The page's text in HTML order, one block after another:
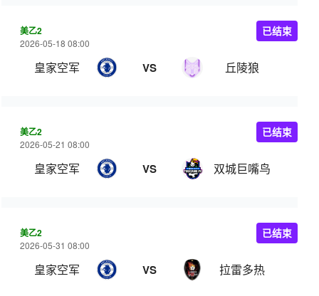
美乙2
2026-05-18 08:00
皇家空军 VS 丘陵狼
已结束
美乙2
2026-05-21 08:00
皇家空军 VS 双城巨嘴鸟
已结束
美乙2
2026-05-31 08:00
皇家空军 VS 拉雷多热
已结束